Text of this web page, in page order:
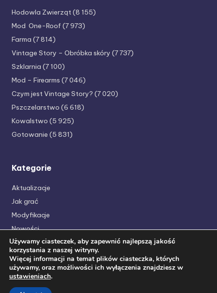
Hodowla Zwierząt(8 155)
Mod One-Roof (7 973)
Farma (7 814)
Vintage Story – Obróbka skóry (7 737)
Szklarnia (7 100)
Mod – Firearms (7 046)
Czym jest Vintage Story? (7 020)
Pszczelarstwo (6 618)
Kowalstwo (5 925)
Gotowanie (5 831)
Kategorie
Aktualizacje
Jak grać
Modyfikacje
Nowości
Poradniki
serwer vintagestory.pl
Używamy ciasteczek, aby zapewnić najlepszą jakość
korzystania z naszej witryny.
Więcej informacji na temat plików ciasteczka, których
używamy, oraz możliwości ich wyłączenia znajdziesz w
ustawieniach.